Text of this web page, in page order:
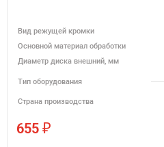
Вид режущей кромки
Основной материал обработки
Диаметр диска внешний, мм
Тип оборудования
Страна производства
655 ₽